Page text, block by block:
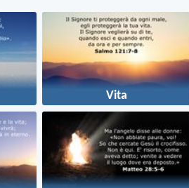
Vita